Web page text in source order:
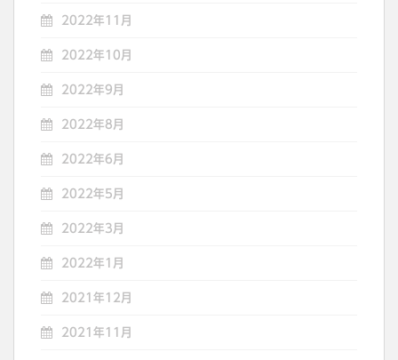
2022年11月
2022年10月
2022年9月
2022年8月
2022年6月
2022年5月
2022年3月
2022年1月
2021年12月
2021年11月